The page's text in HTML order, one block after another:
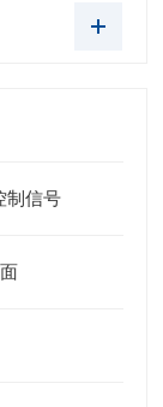
制信号